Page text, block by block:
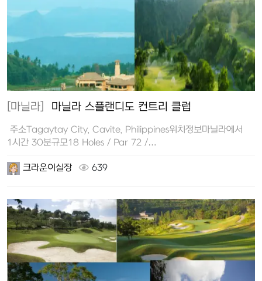
[마닐라] 마닐라 스플랜디도 컨트리 클럽
주소Tagaytay City, Cavite, Philippines위치정보마닐라에서
1시간 30분규모18 Holes / Par 72 /…
크라운이실장 639